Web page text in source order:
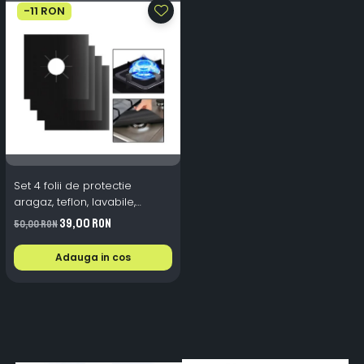
-11 RON
Set 4 folii de protectie
aragaz, teflon, lavabile,
reutilizabile, Negru/Gri
50,00 RON39,00 RON
Adauga in cos